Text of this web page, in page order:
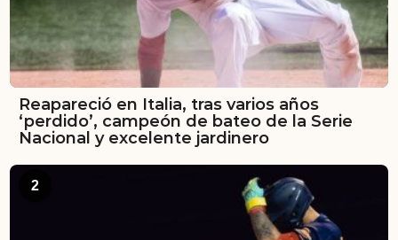
Reapareció en Italia, tras varios años
‘perdido’, campeón de bateo de la Serie
Nacional y excelente jardinero
2